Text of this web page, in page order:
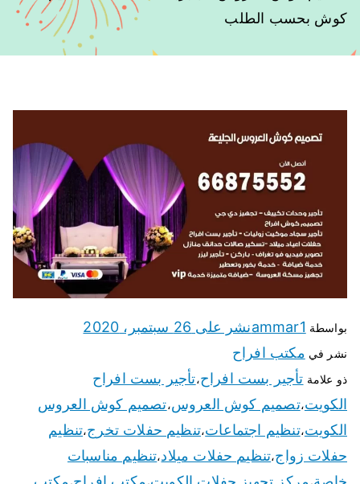
كوش بحسب الطلب
بواسطة ammar1نشر على 26 سبتمبر، 2020
نشر في مكتب افراح
ذو علامة تأجير بست افراح،تأجير بست افراح
الكويت،تصميم كوش العروس،تصميم كوش العروس
الكويت،تنظيم اجتماعات،تنظيم حفلات تخرج،تنظيم
حفلات زواج،تنظيم حفلات ميلاد،تنظيم مناسبات